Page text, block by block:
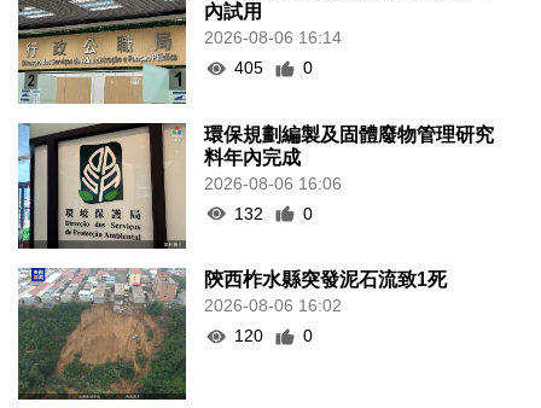
內試用
2026-08-06 16:14
405
0
環保規劃編製及固體廢物管理研究
料年內完成
2026-08-06 16:06
132
0
陝西柞水縣突發泥石流致1死
2026-08-06 16:02
120
0